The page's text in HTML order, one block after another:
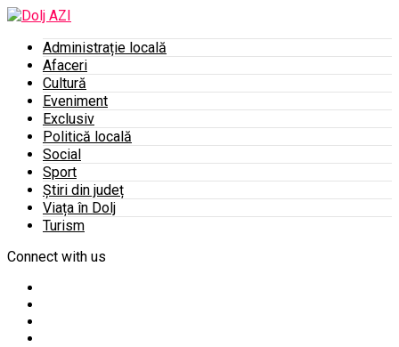
Administrație locală
Afaceri
Cultură
Eveniment
Exclusiv
Politică locală
Social
Sport
Știri din județ
Viața în Dolj
Turism
Connect with us